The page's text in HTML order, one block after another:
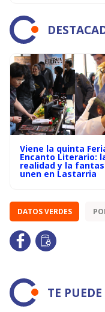
Viene la quinta
Encanto Literario:
realidad y la
unen en Lastarria
DATOS VERDES
TE